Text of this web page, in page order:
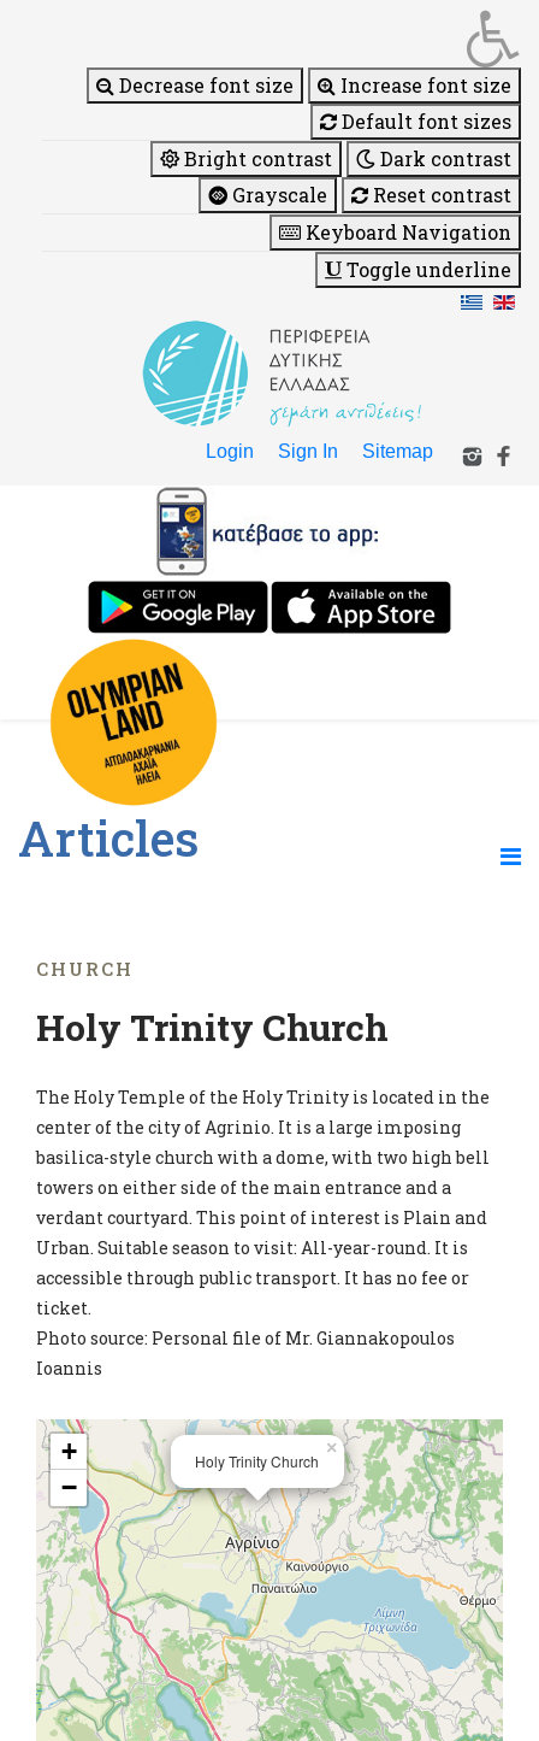
Decrease font size
Increase font size
Default font sizes
Bright contrast
Dark contrast
Grayscale
Reset contrast
Keyboard Navigation
Toggle underline
Login Sign In Sitemap
Articles
CHURCH
Holy Trinity Church
The Holy Temple of the Holy Trinity is located in the
center of the city of Agrinio. It is a large imposing
basilica-style church with a dome, with two high bell
towers on either side of the main entrance and a
verdant courtyard. This point of interest is Plain and
Urban. Suitable season to visit: All-year-round. It is
accessible through public transport. It has no fee or
ticket.
Photo source: Personal file of Mr. Giannakopoulos
Ioannis
Holy Trinity Church
×
+
−